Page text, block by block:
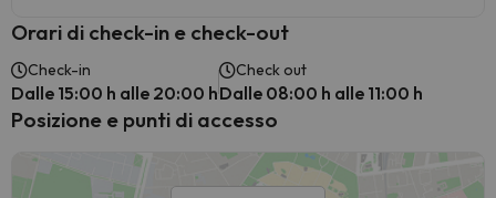
Orari di check-in e check-out
Check-in
Dalle 15:00 h alle 20:00 h
Check out
Dalle 08:00 h alle 11:00 h
Posizione e punti di accesso